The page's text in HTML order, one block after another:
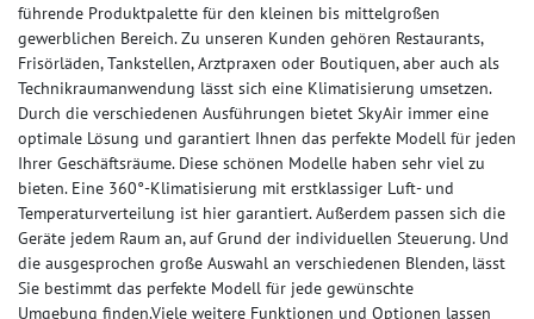
führende Produktpalette für den kleinen bis mittelgroßen
gewerblichen Bereich. Zu unseren Kunden gehören Restaurants,
Frisörläden, Tankstellen, Arztpraxen oder Boutiquen, aber auch als
Technikraumanwendung lässt sich eine Klimatisierung umsetzen.
Durch die verschiedenen Ausführungen bietet SkyAir immer eine
optimale Lösung und garantiert Ihnen das perfekte Modell für jeden
Ihrer Geschäftsräume. Diese schönen Modelle haben sehr viel zu
bieten. Eine 360°-Klimatisierung mit erstklassiger Luft- und
Temperaturverteilung ist hier garantiert. Außerdem passen sich die
Geräte jedem Raum an, auf Grund der individuellen Steuerung. Und
die ausgesprochen große Auswahl an verschiedenen Blenden, lässt
Sie bestimmt das perfekte Modell für jede gewünschte
Umgebung finden.Viele weitere Funktionen und Optionen lassen